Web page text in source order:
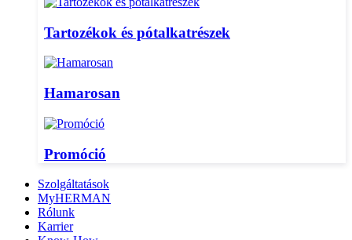
Tartozékok és pótalkatrészek
Hamarosan
Promóció
Szolgáltatások
MyHERMAN
Rólunk
Karrier